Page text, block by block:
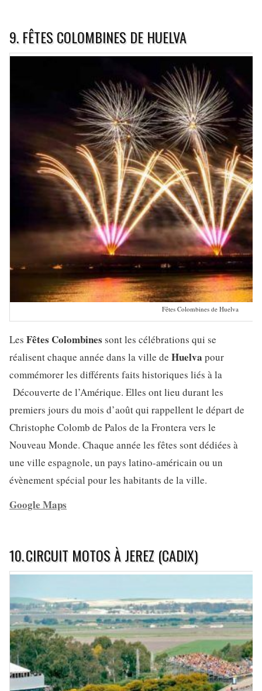
9. FÊTES COLOMBINES DE HUELVA
Fêtes Colombines de Huelva
Les Fêtes Colombines sont les célébrations qui se
réalisent chaque année dans la ville de Huelva pour
commémorer les différents faits historiques liés à la
Découverte de l’Amérique. Elles ont lieu durant les
premiers jours du mois d’août qui rappellent le départ de
Christophe Colomb de Palos de la Frontera vers le
Nouveau Monde. Chaque année les fêtes sont dédiées à
une ville espagnole, un pays latino-américain ou un
évènement spécial pour les habitants de la ville.
Google Maps
10.CIRCUIT MOTOS À JEREZ (CADIX)